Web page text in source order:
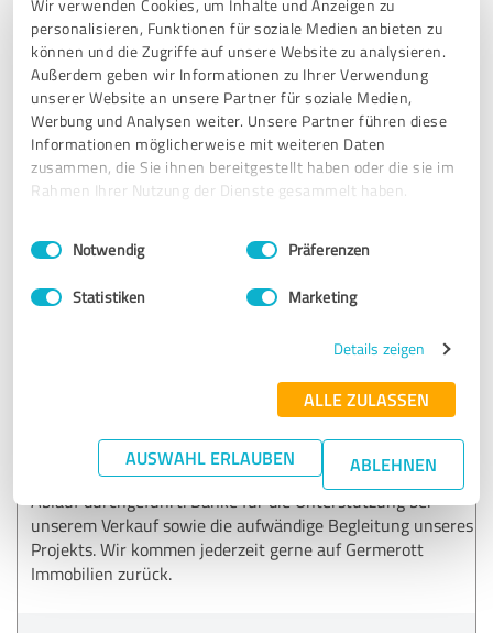
Wir verwenden Cookies, um Inhalte und Anzeigen zu
personalisieren, Funktionen für soziale Medien anbieten zu
können und die Zugriffe auf unsere Website zu analysieren.
Außerdem geben wir Informationen zu Ihrer Verwendung
unserer Website an unsere Partner für soziale Medien,
Werbung und Analysen weiter. Unsere Partner führen diese
Informationen möglicherweise mit weiteren Daten
zusammen, die Sie ihnen bereitgestellt haben oder die sie im
Rahmen Ihrer Nutzung der Dienste gesammelt haben.
Impressum Datenschutzbestimmungen
Einwilligungsauswahl
Notwendig Präferenzen
Statistiken Marketing
Details zeigen
ALLE ZULASSEN
AUSWAHL ERLAUBEN ABLEHNEN
Der Verkauf unserer Dachgeschosswohnung wurde über
Frau Germerott engagiert und zu unserer vollsten
Zufriedenheit abgewickelt. Wir fühlten uns stets gut
betreut und können diese Firma gerne weiterempfehlen.
Erfahrungsbericht & Bewertung zu:
Empfehlung
Fachkundig, kompetent und flexibel - mit viel Fachwissen
und bestem Wohlwollen einen flotten und reibungslosen
Ablauf durchgeführt. Danke für die Unterstützung bei
unserem Verkauf sowie die aufwändige Begleitung unseres
Projekts. Wir kommen jederzeit gerne auf Germerott
Immobilien zurück.